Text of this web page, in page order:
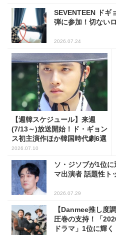
SEVENTEEN ドギ
弾に参加！切ない
2026.07.24
【週韓スケジュール】来週
(7/13～)放送開始！ド・ギョン
ス初主演作ほか韓国時代劇6選
2026.07.10
ソ・ジソブが1位
マ出演者 話題性ト
2026.07.29
【Danmee推し度
圧巻の支持！「
ドラマ」1位に輝く